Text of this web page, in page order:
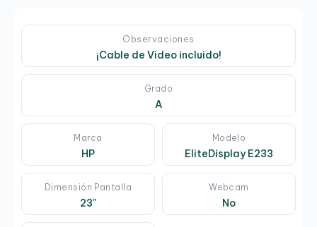
Observaciones
¡Cable de Video incluido!
Grado
A
Marca
HP
Modelo
EliteDisplay E233
Dimensión Pantalla
23"
Webcam
No